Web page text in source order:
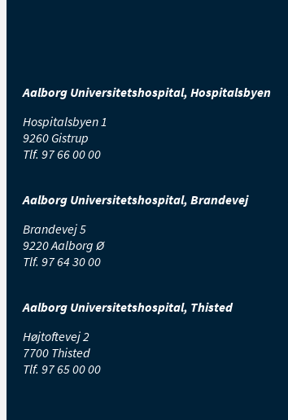
Aalborg Universitetshospital, Hospitalsbyen
Hospitalsbyen 1
9260 Gistrup
Tlf. 97 66 00 00
Aalborg Universitetshospital, Brandevej
Brandevej 5
9220 Aalborg Ø
Tlf. 97 64 30 00
Aalborg Universitetshospital, Thisted
Højtoftevej 2
7700 Thisted
Tlf. 97 65 00 00